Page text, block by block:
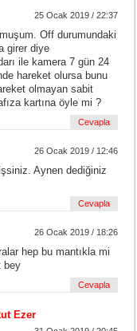
25 Ocak 2019 / 22:37
Off durumundaki
girer diye
ile kamera 7 gün 24
hareket olursa bunu
olmayan sabit
kartına öyle mi ?
Cevapla
26 Ocak 2019 / 12:46
Aynen dediğiniz
Cevapla
26 Ocak 2019 / 18:26
hep bu mantıkla mi
bey
Cevapla
Ezer